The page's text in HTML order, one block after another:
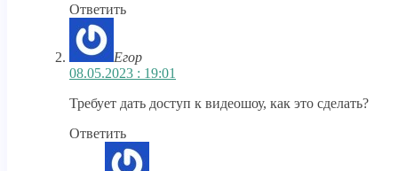
Ответить
Егор
08.05.2023 : 19:01
Требует дать доступ к видеошоу, как это сделать?
Ответить